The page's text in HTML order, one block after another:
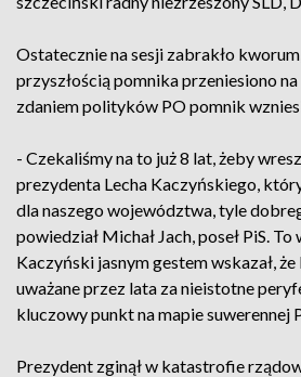
Ostatecznie na sesji zabrakło
przyszłością pomnika przeniesiono
zdaniem polityków PO pomnik
- Czekaliśmy na to już 8 lat, żeby
prezydenta Lecha Kaczyńskiego,
dla naszego województwa, tyle
powiedział Michał Jach, poseł PiS. To
Kaczyński jasnym gestem wskazał,
uważane przez lata za nieistotne
kluczowy punkt na mapie suwerennej
Prezydent zginął w katastrofie